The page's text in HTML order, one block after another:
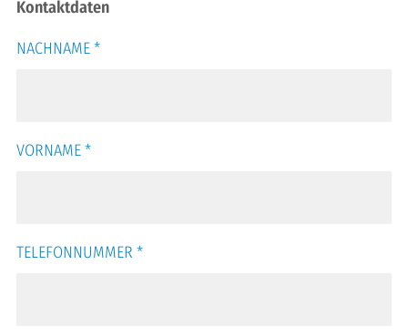
Kontaktdaten
NACHNAME*
VORNAME*
TELEFONNUMMER *